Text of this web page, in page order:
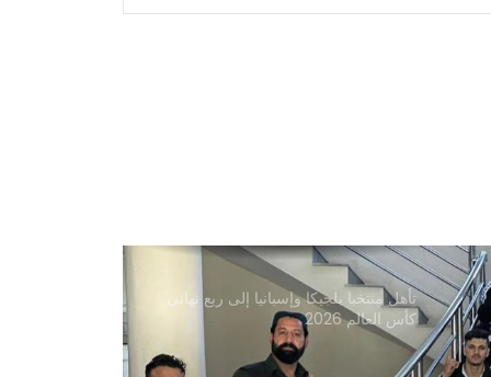
القدم مشواره في بطولة آسيا الوسطى
تأهل منتخبا بلجيكا وإسبانيا إلى ربع نهائي
كأس العالم 2026